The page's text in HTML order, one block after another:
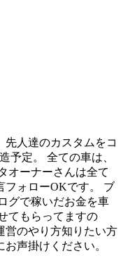
先人達のカスタムをコ
予定。 全ての車は、
オーナーさんは全て
フォローOKです。 ブ
グで稼いだお金を車
てもらってますの
営のやり方知りたい方
声掛けください。